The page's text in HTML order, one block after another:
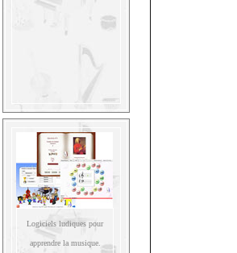
Logiciels ludiques pour
apprendre la musique.